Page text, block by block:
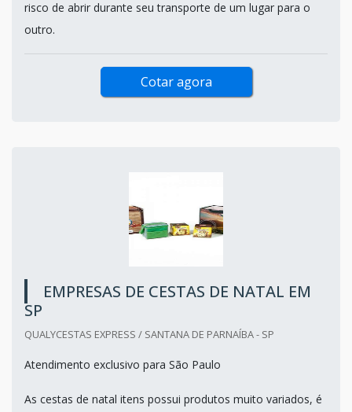
risco de abrir durante seu transporte de um lugar para o
outro.
Cotar agora
EMPRESAS DE CESTAS DE NATAL EM
SP
QUALYCESTAS EXPRESS / SANTANA DE PARNAÍBA - SP
Atendimento exclusivo para São Paulo
As cestas de natal itens possui produtos muito variados, é